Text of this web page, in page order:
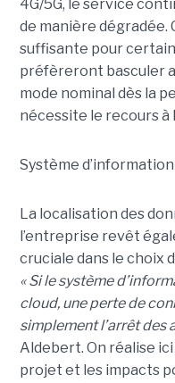
4G/5G, le service
de manière
suffisante pour
préfèreront basculer
mode nominal dès la
nécessite le recours à
Système
La localisation des
l’entreprise revêt
cruciale dans le choix
« Si le système
cloud, une perte de
simplement l’arrêt des
Aldebert. On réalise
projet et les impacts